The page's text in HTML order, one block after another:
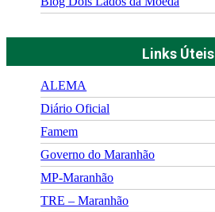
Links Úteis
ALEMA
Diário Oficial
Famem
Governo do Maranhão
MP-Maranhão
TRE – Maranhão